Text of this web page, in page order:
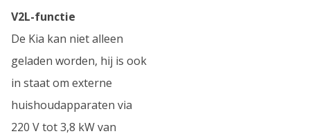
V2L-functie
De Kia kan niet alleen
geladen worden, hij is ook
in staat om externe
huishoudapparaten via
220 V tot 3,8 kW van